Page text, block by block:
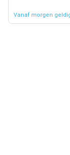
Vanaf morgen